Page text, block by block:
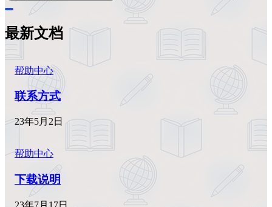
最新文档
帮助中心
联系方式
23年5月2日
帮助中心
下载说明
23年7月17日